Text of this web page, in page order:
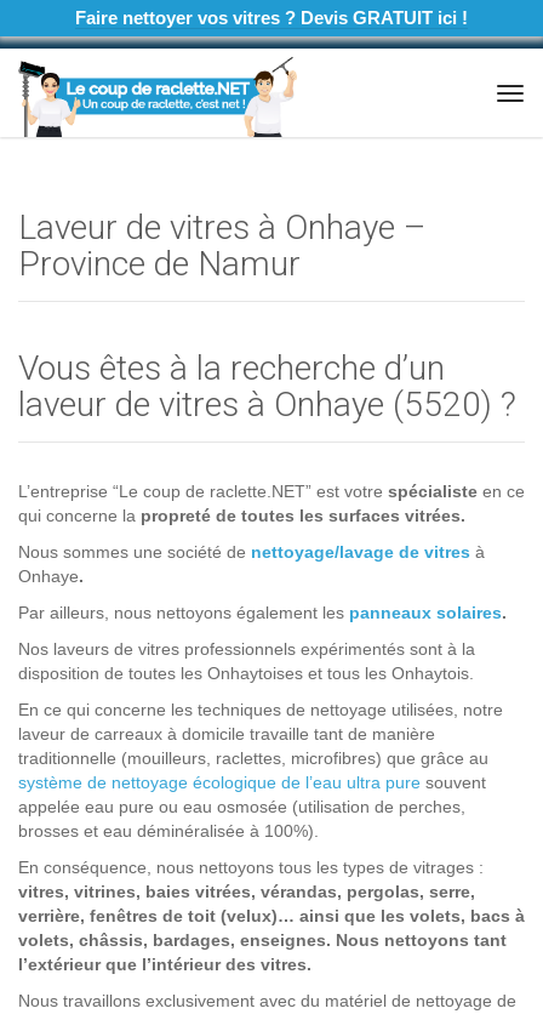
Faire nettoyer vos vitres ? Devis GRATUIT ici !
Laveur de vitres à Onhaye –
Province de Namur
Vous êtes à la recherche d’un
laveur de vitres à Onhaye (5520) ?
L’entreprise “Le coup de raclette.NET” est votre spécialiste en ce
qui concerne la propreté de toutes les surfaces vitrées.
Nous sommes une société de nettoyage/lavage de vitres à
Onhaye.
Par ailleurs, nous nettoyons également les panneaux solaires.
Nos laveurs de vitres professionnels expérimentés sont à la
disposition de toutes les Onhaytoises et tous les Onhaytois.
En ce qui concerne les techniques de nettoyage utilisées, notre
laveur de carreaux à domicile travaille tant de manière
traditionnelle (mouilleurs, raclettes, microfibres) que grâce au
système de nettoyage écologique de l’eau ultra pure souvent
appelée eau pure ou eau osmosée (utilisation de perches,
brosses et eau déminéralisée à 100%).
En conséquence, nous nettoyons tous les types de vitrages :
vitres, vitrines, baies vitrées, vérandas, pergolas, serre,
verrière, fenêtres de toit (velux)… ainsi que les volets, bacs à
volets, châssis, bardages, enseignes. Nous nettoyons tant
l’extérieur que l’intérieur des vitres.
Nous travaillons exclusivement avec du matériel de nettoyage de